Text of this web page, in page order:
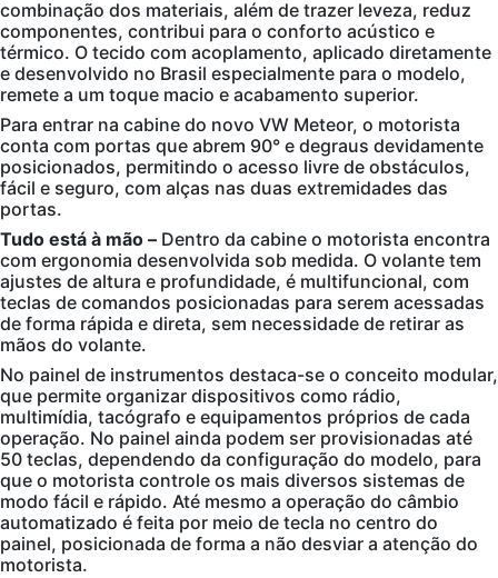
combinação dos materiais, além de trazer leveza, reduz
componentes, contribui para o conforto acústico e
térmico. O tecido com acoplamento, aplicado diretamente
e desenvolvido no Brasil especialmente para o modelo,
remete a um toque macio e acabamento superior.
Para entrar na cabine do novo VW Meteor, o motorista
conta com portas que abrem 90° e degraus devidamente
posicionados, permitindo o acesso livre de obstáculos,
fácil e seguro, com alças nas duas extremidades das
portas.
Tudo está à mão – Dentro da cabine o motorista encontra
com ergonomia desenvolvida sob medida. O volante tem
ajustes de altura e profundidade, é multifuncional, com
teclas de comandos posicionadas para serem acessadas
de forma rápida e direta, sem necessidade de retirar as
mãos do volante.
No painel de instrumentos destaca-se o conceito modular,
que permite organizar dispositivos como rádio,
multimídia, tacógrafo e equipamentos próprios de cada
operação. No painel ainda podem ser provisionadas até
50 teclas, dependendo da configuração do modelo, para
que o motorista controle os mais diversos sistemas de
modo fácil e rápido. Até mesmo a operação do câmbio
automatizado é feita por meio de tecla no centro do
painel, posicionada de forma a não desviar a atenção do
motorista.